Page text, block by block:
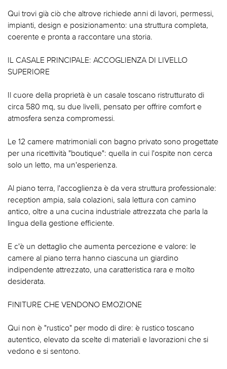
Qui trovi già ciò che altrove richiede anni di lavori, permessi,
impianti, design e posizionamento: una struttura completa,
coerente e pronta a raccontare una storia.
IL CASALE PRINCIPALE: ACCOGLIENZA DI LIVELLO
SUPERIORE
Il cuore della proprietà è un casale toscano ristrutturato di
circa 580 mq, su due livelli, pensato per offrire comfort e
atmosfera senza compromessi.
Le 12 camere matrimoniali con bagno privato sono progettate
per una ricettività "boutique": quella in cui l'ospite non cerca
solo un letto, ma un'esperienza.
Al piano terra, l'accoglienza è da vera struttura professionale:
reception ampia, sala colazioni, sala lettura con camino
antico, oltre a una cucina industriale attrezzata che parla la
lingua della gestione efficiente.
E c'è un dettaglio che aumenta percezione e valore: le
camere al piano terra hanno ciascuna un giardino
indipendente attrezzato, una caratteristica rara e molto
desiderata.
FINITURE CHE VENDONO EMOZIONE
Qui non è "rustico" per modo di dire: è rustico toscano
autentico, elevato da scelte di materiali e lavorazioni che si
vedono e si sentono.